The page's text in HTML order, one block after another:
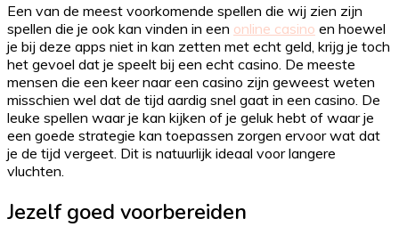
Een van de meest voorkomende spellen die wij zien zijn
spellen die je ook kan vinden in een online casino en hoewel
je bij deze apps niet in kan zetten met echt geld, krijg je toch
het gevoel dat je speelt bij een echt casino. De meeste
mensen die een keer naar een casino zijn geweest weten
misschien wel dat de tijd aardig snel gaat in een casino. De
leuke spellen waar je kan kijken of je geluk hebt of waar je
een goede strategie kan toepassen zorgen ervoor wat dat
je de tijd vergeet. Dit is natuurlijk ideaal voor langere
vluchten.
Jezelf goed voorbereiden